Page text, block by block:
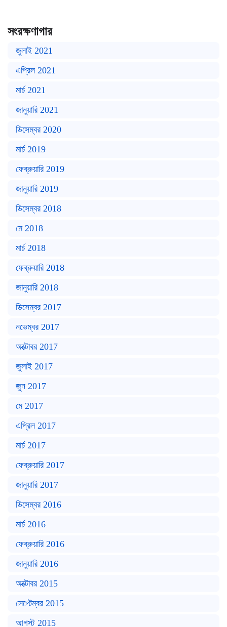
সংরক্ষণাগার
জুলাই 2021
এপ্রিল 2021
মার্চ 2021
জানুয়ারি 2021
ডিসেম্বর 2020
মার্চ 2019
ফেব্রুয়ারি 2019
জানুয়ারি 2019
ডিসেম্বর 2018
মে 2018
মার্চ 2018
ফেব্রুয়ারি 2018
জানুয়ারি 2018
ডিসেম্বর 2017
নভেম্বর 2017
অক্টোবর 2017
জুলাই 2017
জুন 2017
মে 2017
এপ্রিল 2017
মার্চ 2017
ফেব্রুয়ারি 2017
জানুয়ারি 2017
ডিসেম্বর 2016
মার্চ 2016
ফেব্রুয়ারি 2016
জানুয়ারি 2016
অক্টোবর 2015
সেপ্টেম্বর 2015
আগস্ট 2015